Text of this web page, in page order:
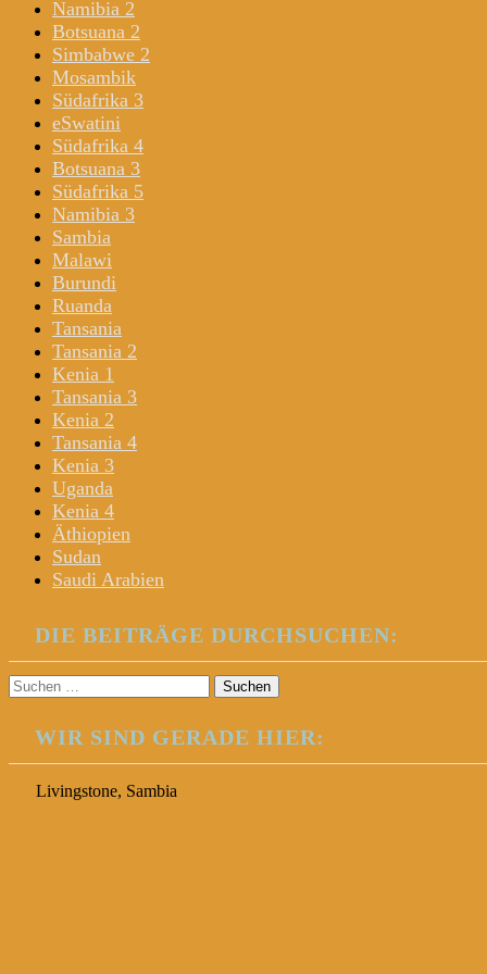
Namibia 2
Botsuana 2
Simbabwe 2
Mosambik
Südafrika 3
eSwatini
Südafrika 4
Botsuana 3
Südafrika 5
Namibia 3
Sambia
Malawi
Burundi
Ruanda
Tansania
Tansania 2
Kenia 1
Tansania 3
Kenia 2
Tansania 4
Kenia 3
Uganda
Kenia 4
Äthiopien
Sudan
Saudi Arabien
DIE BEITRÄGE DURCHSUCHEN:
Suchen
nach:
WIR SIND GERADE HIER:
Livingstone, Sambia